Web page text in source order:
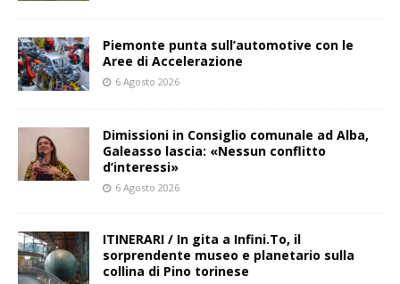
Piemonte punta sull’automotive con le
Aree di Accelerazione
6 Agosto 2026
Dimissioni in Consiglio comunale ad Alba,
Galeasso lascia: «Nessun conflitto
d’interessi»
6 Agosto 2026
ITINERARI / In gita a Infini.To, il
sorprendente museo e planetario sulla
collina di Pino torinese